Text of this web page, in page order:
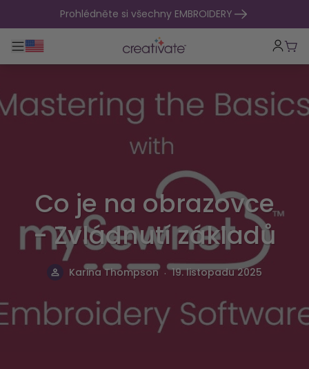
přejít na obsahProhlédněte si všechny EMBROIDERY
Přepnout hlavní navigaci
Co je na obrazovce
- Zvládnutí základů
Karina Thompson . 19. listopadu 2025